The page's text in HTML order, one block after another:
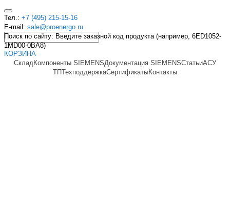
Тел.: +7 (495) 215-15-16
E-mail: sale@proenergo.ru
Поиск по сайту: Введите заказной код продукта (например, 6ED1052-
1MD00-0BA8)
КОРЗИНА
СкладКомпоненты SIEMENSДокументация SIEMENSСтатьиАСУ
ТПТехподдержкаСертификатыКонтакты